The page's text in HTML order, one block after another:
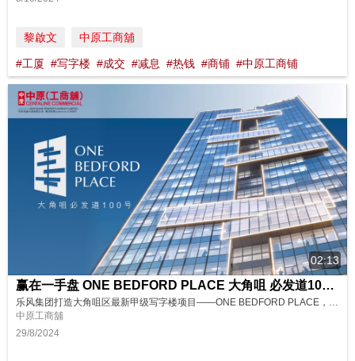
黎啟文 中原工商舖
#工厦 #写字楼 #成交 #减息 #热钱 #商铺 #中原工商铺
02:13
赢在一手盘 ONE BEDFORD PLACE 大角咀 必发道100号
乐风集团打造大角咀区最新甲级写字楼项目——ONE BEDFORD PLACE，位处必发道100号，外型设计创新，加上优质配套，势将成为区内全新地标！ 请即联络中原(工商铺)了解更多详情！ https://bit.ly/oirFH100BR 物业编号 : 100BR 广告日期 : 29/8/2024 物业成交持续更新，销售状态以中原(工商铺)网站资讯为准。
中原工商舖
29/8/2024